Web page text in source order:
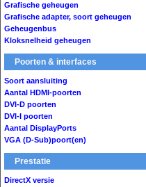
Grafische geheugen
Grafische adapter, soort geheugen
Geheugenbus
Kloksnelheid geheugen
Poorten & interfaces
Soort aansluiting
Aantal HDMI-poorten
DVI-D poorten
DVI-I poorten
Aantal DisplayPorts
VGA (D-Sub)poort(en)
Prestatie
DirectX versie